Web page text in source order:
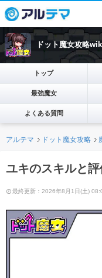
ドット魔女攻略
トップ
最強魔女
よくある質問
アルテマ ドット魔女攻略
ユキのスキルと評
最終更新：2026年8月1日(土)